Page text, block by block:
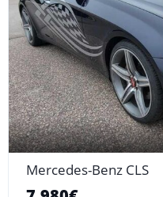
Mercedes-Benz CLS